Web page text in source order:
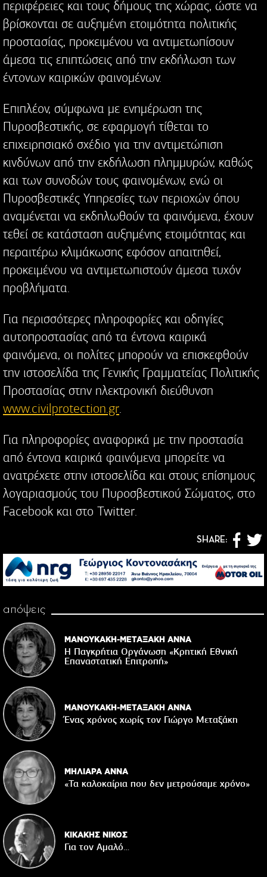
περιφέρειες και τους δήμους της χώρας, ώστε να
βρίσκονται σε αυξημένη ετοιμότητα πολιτικής
προστασίας, προκειμένου να αντιμετωπίσουν
άμεσα τις επιπτώσεις από την εκδήλωση των
έντονων καιρικών φαινομένων.
Επιπλέον, σύμφωνα με ενημέρωση της
Πυροσβεστικής, σε εφαρμογή τίθεται το
επιχειρησιακό σχέδιο για την αντιμετώπιση
κινδύνων από την εκδήλωση πλημμυρών, καθώς
και των συνοδών τους φαινομένων, ενώ οι
Πυροσβεστικές Υπηρεσίες των περιοχών όπου
αναμένεται να εκδηλωθούν τα φαινόμενα, έχουν
τεθεί σε κατάσταση αυξημένης ετοιμότητας και
περαιτέρω κλιμάκωσης εφόσον απαιτηθεί,
προκειμένου να αντιμετωπιστούν άμεσα τυχόν
προβλήματα.
Για περισσότερες πληροφορίες και οδηγίες
αυτοπροστασίας από τα έντονα καιρικά
φαινόμενα, οι πολίτες μπορούν να επισκεφθούν
την ιστοσελίδα της Γενικής Γραμματείας Πολιτικής
Προστασίας στην ηλεκτρονική διεύθυνση
www.civilprotection.gr.
Για πληροφορίες αναφορικά με την προστασία
από έντονα καιρικά φαινόμενα μπορείτε να
ανατρέχετε στην ιστοσελίδα και στους επίσημους
λογαριασμούς του Πυροσβεστικού Σώματος, στο
Facebook και στο Twitter.
SHARE:
απόψεις
ΜΑΝΟΥΚΑΚΗ-ΜΕΤΑΞΑΚΗ ΑΝΝΑ
Η Παγκρήτια Οργάνωση «Κρητική Εθνική
Επαναστατική Eπιτροπή»
ΜΑΝΟΥΚΑΚΗ-ΜΕΤΑΞΑΚΗ ΑΝΝΑ
Ένας χρόνος χωρίς τον Γιώργο Μεταξάκη
ΜΗΛΙΑΡΑ ΑΝΝΑ
«Τα καλοκαίρια που δεν μετρούσαμε χρόνο»
ΚΙΚΑΚΗΣ ΝΙΚΟΣ
Για τον Αμαλό…